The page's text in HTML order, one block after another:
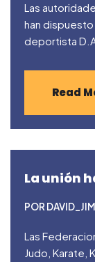
Las
han
deportista
Read
La unión
POR
Las
Judo, Karate,